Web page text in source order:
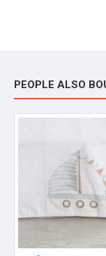
PEOPLE ALSO